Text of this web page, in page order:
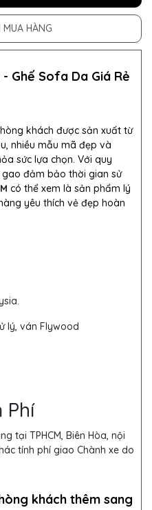
HÀNG
Ghế Sofa Da Giá Rẻ
khách được sản xuất từ
nhiều mẫu mã đẹp và
sức lựa chọn. Với quy
đảm bảo thời gian sử
có thể xem là sản phẩm lý
yêu thích vẻ đẹp hoàn
lý, ván Flywood
Phí
tại TPHCM, Biên Hòa, nội
tính phí giao Chành xe do
khách thêm sang